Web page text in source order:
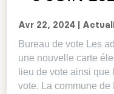
Avr 22, 2024
Bureau de vote Les
une nouvelle carte
lieu de vote ainsi
vote. La commune de